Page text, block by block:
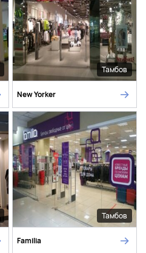
Тамбов
New Yorker
Тамбов
Familia